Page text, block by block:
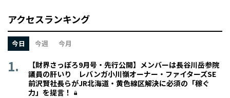
アクセスランキング
今日 今週 今月
【財界さっぽろ9月号・先行公開】メンバーは長谷川岳参院
議員の肝いり レバンガ小川嶺オーナー・ファイターズSE
前沢賢社長らがJR北海道・黄色線区解決に必須の「稼ぐ
力」を提言！